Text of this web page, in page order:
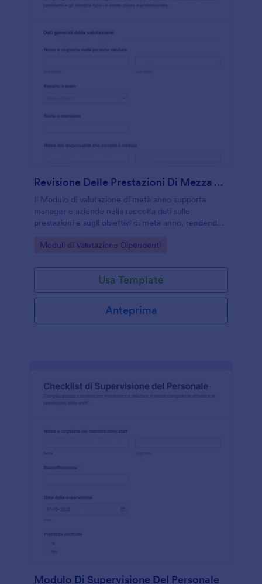
Revisione Delle Prestazioni Di Mezza Anno Survey
Il Modulo di valutazione di metà anno supporta
manager e aziende nella raccolta dati sulle
prestazioni e sugli obiettivi di metà anno, rendendo
reparti con Jotform.
Go to Category:
Moduli di Valutazione Dipendenti
Usa Template
Anteprima
Modulo Di Supervisione Del Personale